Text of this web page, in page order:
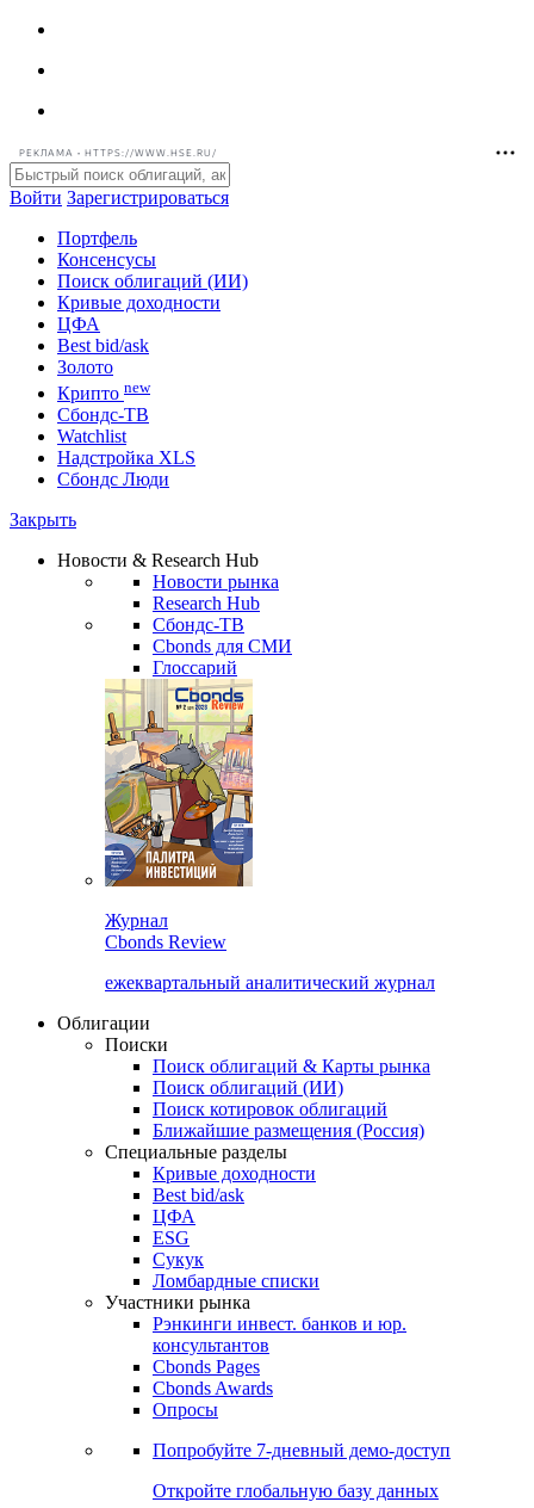
РЕКЛАМА • HTTPS://WWW.HSE.RU/
Войти Зарегистрироваться
Портфель
Консенсусы
Поиск облигаций (ИИ)
Кривые доходности
ЦФА
Best bid/ask
Золото
Крипто new
Watchlist
Сбондс Люди
Новости & Research Hub
Новости рынка
Research Hub
Сбондс-ТВ
Cbonds для СМИ
Глоссарий
Cbonds Review
ежеквартальный аналитический журнал
Облигации
Поиски
Поиск облигаций & Карты рынка
Поиск облигаций (ИИ)
Поиск котировок облигаций
Ближайшие размещения (Россия)
Специальные разделы
Кривые доходности
Best bid/ask
ЦФА
ESG
Сукук
Ломбардные списки
Участники рынка
Рэнкинги инвест. банков и юр.
Cbonds Pages
Опросы